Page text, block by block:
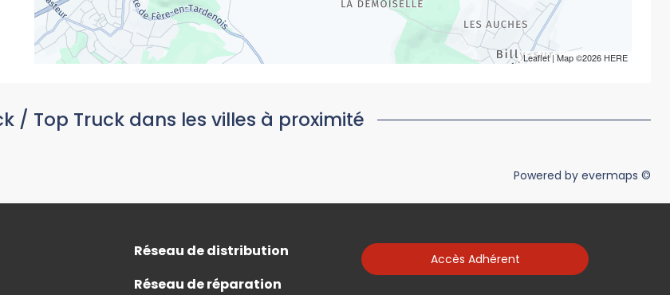
Leaflet| Map ©2026 HERE
/ Top Truck dans les villes à proximité
Powered by evermaps ©
Réseau de distribution
Réseau de réparation
Accès Adhérent